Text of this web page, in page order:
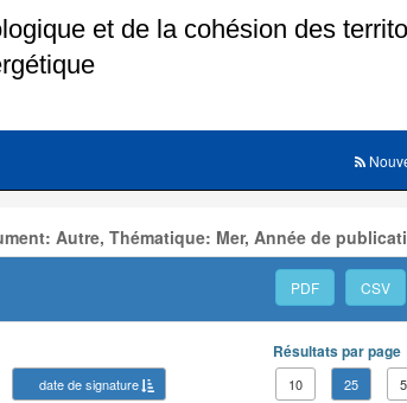
Autre, Thématique: Mer, Année de
PDF CSV
date de signature
Résultats par page
10 25